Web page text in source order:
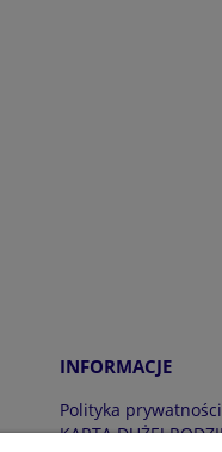
INFORMACJE
Polityka prywatności
KARTA DUŻEJ